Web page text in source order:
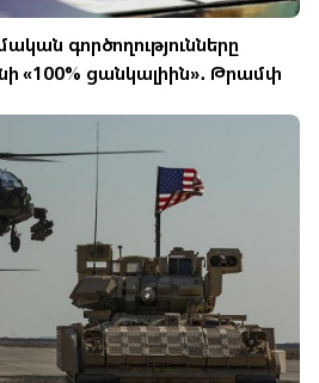
գործողությունները
«100% ցանկալիին»․ Թրամփ